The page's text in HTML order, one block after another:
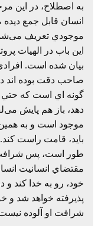
به اصطلاح، در اين
انسان قابل جمع
موجودي تعريف
اين باب در الهيات
بيان شده است.
صاحب دقت بوده اند
گونه اي است که حتي
دهد، باز هم پايش
موجود است و به
بايد، قامت راست
طور است، پس شرافت
مقتضاي انسانيت
خود، رو به خدا کند و
پذيرفته خواهد شد و
شرافت او آلوده